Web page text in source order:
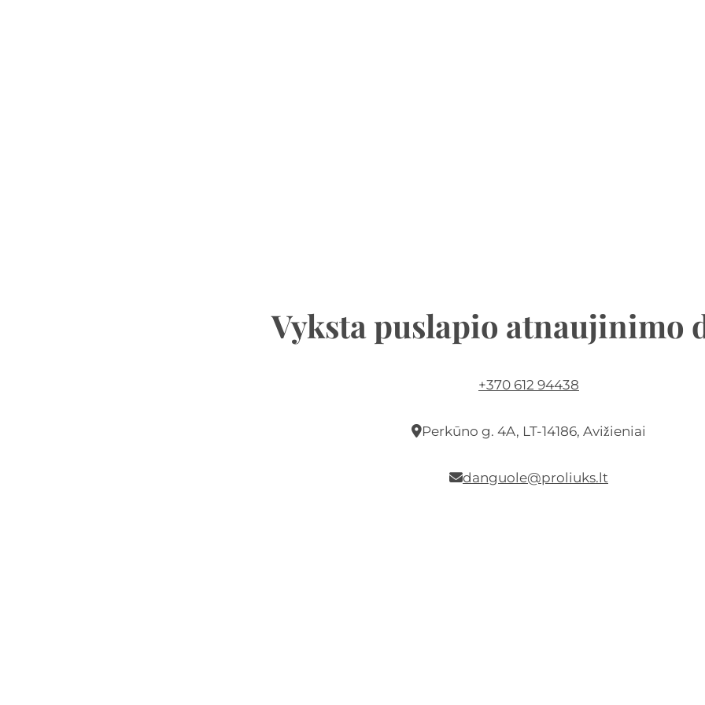
Vyksta puslapio atnaujinimo
+370 612 94438
Perkūno g. 4A, LT-14186, Avižieniai
danguole@proliuks.lt